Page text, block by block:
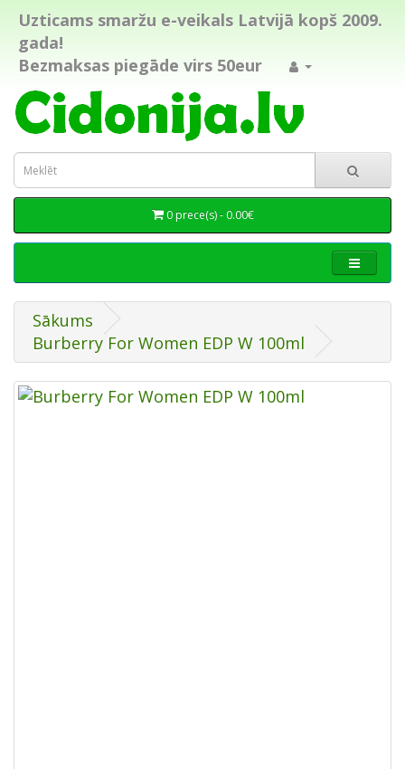
Uzticams smaržu e-veikals Latvijā kopš 2009.
gada!
Bezmaksas piegāde virs 50eur
0 prece(s) - 0.00€
Sākums
Burberry For Women EDP W 100ml